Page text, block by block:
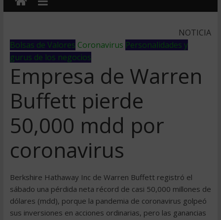
NOTICIA
Bolsas de Valores Coronavirus Personalidades y
gurus de los negocios
Empresa de Warren
Buffett pierde
50,000 mdd por
coronavirus
Berkshire Hathaway Inc de Warren Buffett registró el
sábado una pérdida neta récord de casi 50,000 millones de
dólares (mdd), porque la pandemia de coronavirus golpeó
sus inversiones en acciones ordinarias, pero las ganancias